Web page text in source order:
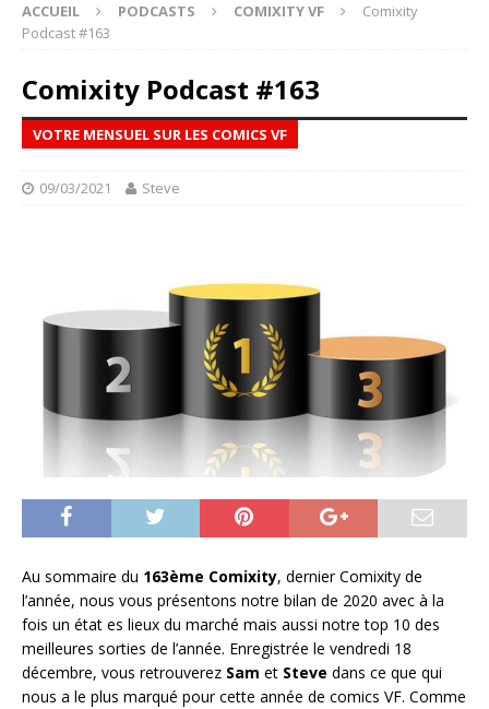
ACCUEIL PODCASTS COMIXITY VF
Comixity
Podcast #163
Comixity Podcast #163
VOTRE MENSUEL SUR LES COMICS VF
09/03/2021 Steve
Au sommaire du 163ème Comixity, dernier Comixity de
l’année, nous vous présentons notre bilan de 2020 avec à la
fois un état es lieux du marché mais aussi notre top 10 des
meilleures sorties de l’année. Enregistrée le vendredi 18
décembre, vous retrouverez Sam et Steve dans ce que qui
nous a le plus marqué pour cette année de comics VF. Comme